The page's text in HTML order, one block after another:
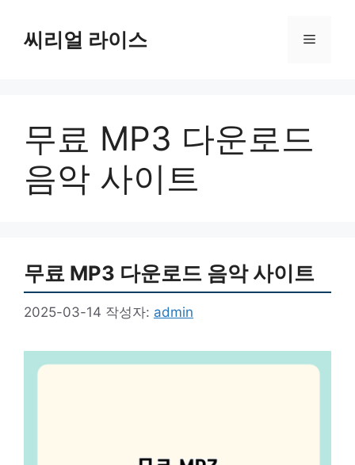
씨리얼 라이스 메
무료 MP3 다운로드
음악 사이트
무료 MP3 다운로드 음악 사이트
2025-03-14 작성자: admin